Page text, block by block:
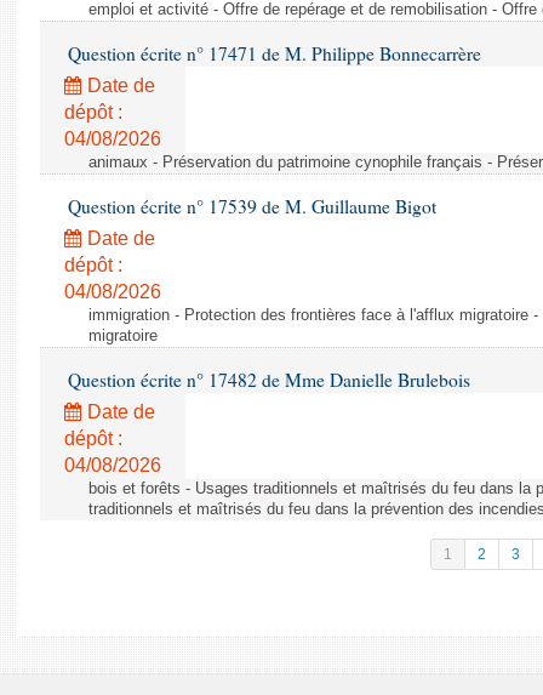
emploi et activité - Offre de repérage et de remobilisation -
Question écrite n° 17471 de M. Philippe Bonnecarrère
Date de
dépôt :
04/08/2026
animaux - Préservation du patrimoine cynophile français -
Question écrite n° 17539 de M. Guillaume Bigot
Date de
dépôt :
04/08/2026
immigration - Protection des frontières face à l'afflux migratoire
migratoire
Question écrite n° 17482 de Mme Danielle Brulebois
Date de
dépôt :
04/08/2026
bois et forêts - Usages traditionnels et maîtrisés du feu dans la
traditionnels et maîtrisés du feu dans la prévention des
1 2 3